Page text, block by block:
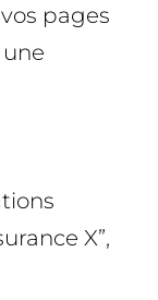
pages
X”,